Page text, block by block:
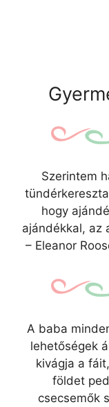
Szerintem
hogy
ajándékkal, az
– Eleanor
A baba
lehetőségek
kivágja a
földet
csecsemők